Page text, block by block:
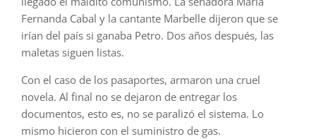
Fernanda Cabal y la cantante Marbelle dijeron que se
irían del país si ganaba Petro. Dos años después, las
maletas siguen listas.
Con el caso de los pasaportes, armaron una cruel
novela. Al final no se dejaron de entregar los
documentos, esto es, no se paralizó el sistema. Lo
mismo hicieron con el suministro de gas.